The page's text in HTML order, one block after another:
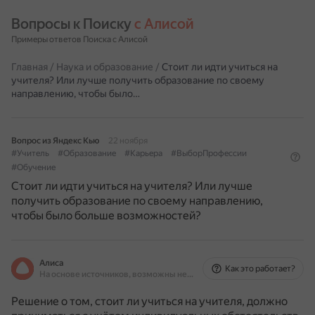
Вопросы к Поиску с Алисой
Примеры ответов Поиска с Алисой
Главная / Наука и образование / Стоит ли идти учиться на
учителя? Или лучше получить образование по своему
направлению, чтобы было…
Вопрос из Яндекс Кью
22 ноября
#Учитель
#Образование #Карьера
#ВыборПрофессии
#Обучение
Стоит ли идти учиться на учителя? Или лучше
получить образование по своему направлению,
чтобы было больше возможностей?
Алиса
На основе источников, возможны неточности
Как это работает?
Решение о том, стоит ли учиться на учителя, должно